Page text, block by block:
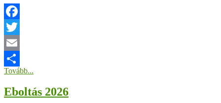
Facebook
Twitter
Email
Ossza
meg
Tovább...
Eboltás 2026